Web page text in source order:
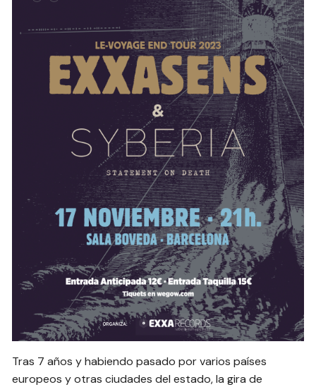
Tras 7 años y habiendo pasado por varios países
europeos y otras ciudades del estado, la gira de